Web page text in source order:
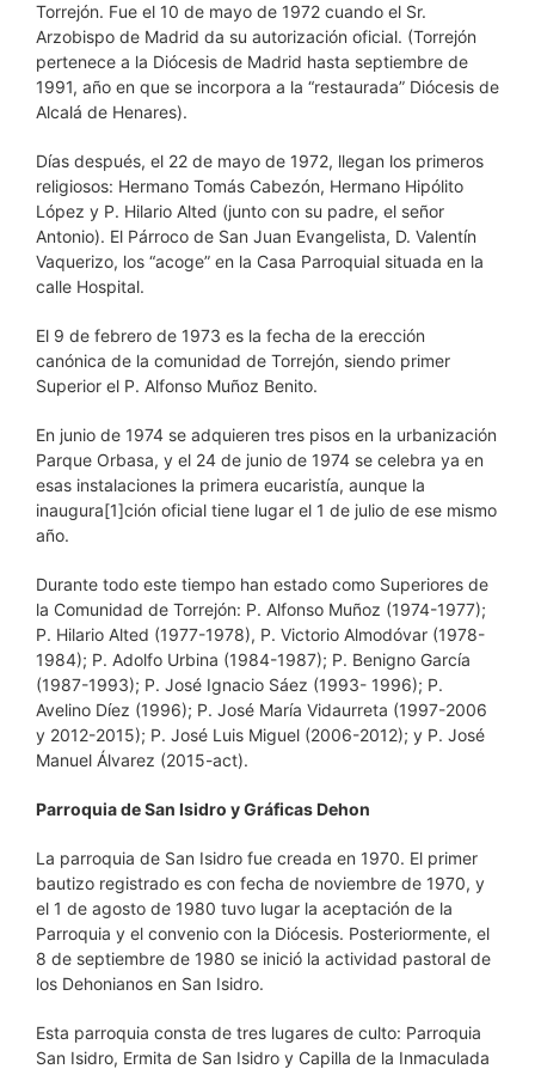
Torrejón. Fue el 10 de mayo de 1972 cuando el Sr.
Arzobispo de Madrid da su autorización oficial. (Torrejón
pertenece a la Diócesis de Madrid hasta septiembre de
1991, año en que se incorpora a la “restaurada” Diócesis de
Alcalá de Henares).
Días después, el 22 de mayo de 1972, llegan los primeros
religiosos: Hermano Tomás Cabezón, Hermano Hipólito
López y P. Hilario Alted (junto con su padre, el señor
Antonio). El Párroco de San Juan Evangelista, D. Valentín
Vaquerizo, los “acoge” en la Casa Parroquial situada en la
calle Hospital.
El 9 de febrero de 1973 es la fecha de la erección
canónica de la comunidad de Torrejón, siendo primer
Superior el P. Alfonso Muñoz Benito.
En junio de 1974 se adquieren tres pisos en la urbanización
Parque Orbasa, y el 24 de junio de 1974 se celebra ya en
esas instalaciones la primera eucaristía, aunque la
inaugura[1]ción oficial tiene lugar el 1 de julio de ese mismo
año.
Durante todo este tiempo han estado como Superiores de
la Comunidad de Torrejón: P. Alfonso Muñoz (1974-1977);
P. Hilario Alted (1977-1978), P. Victorio Almodóvar (1978-
1984); P. Adolfo Urbina (1984-1987); P. Benigno García
(1987-1993); P. José Ignacio Sáez (1993- 1996); P.
Avelino Díez (1996); P. José María Vidaurreta (1997-2006
y 2012-2015); P. José Luis Miguel (2006-2012); y P. José
Manuel Álvarez (2015-act).
Parroquia de San Isidro y Gráficas Dehon
La parroquia de San Isidro fue creada en 1970. El primer
bautizo registrado es con fecha de noviembre de 1970, y
el 1 de agosto de 1980 tuvo lugar la aceptación de la
Parroquia y el convenio con la Diócesis. Posteriormente, el
8 de septiembre de 1980 se inició la actividad pastoral de
los Dehonianos en San Isidro.
Esta parroquia consta de tres lugares de culto: Parroquia
San Isidro, Ermita de San Isidro y Capilla de la Inmaculada